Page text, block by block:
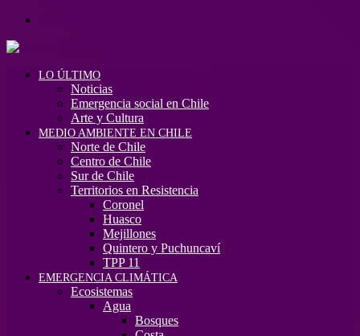
LO ÚLTIMO
Noticias
Emergencia social en Chile
Arte y Cultura
MEDIO AMBIENTE EN CHILE
Norte de Chile
Centro de Chile
Sur de Chile
Territorios en Resistencia
Coronel
Huasco
Mejillones
Quintero y Puchuncaví
TPP 11
EMERGENCIA CLIMÁTICA
Ecosistemas
Agua
Bosques